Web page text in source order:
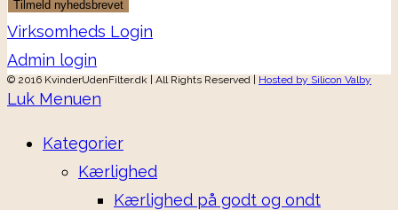
Tilmeld nyhedsbrevet
Virksomheds Login
Admin login
© 2016 KvinderUdenFilter.dk | All Rights Reserved | Hosted by Silicon Valby
Luk Menuen
Kategorier
Kærlighed
Kærlighed på godt og ondt